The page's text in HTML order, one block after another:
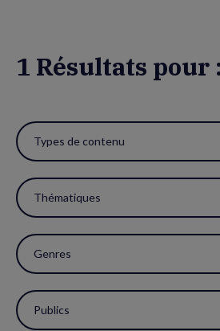
1 Résultats pour
ces
filtres
pour
réactualiser
la
page.
Types de contenu
Thématiques
Genres
Publics